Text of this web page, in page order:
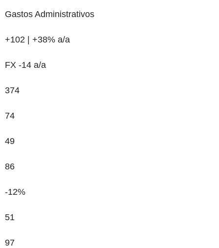
Gastos Administrativos
+102 | +38% a/a
FX -14 a/a
374
74
49
86
-12%
51
97